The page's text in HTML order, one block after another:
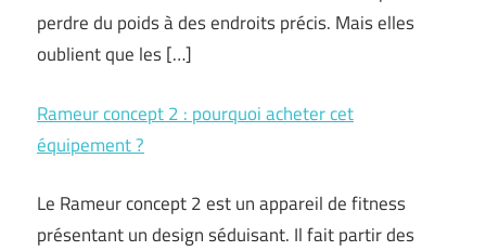
perdre du poids à des endroits précis. Mais elles
oublient que les […]
Rameur concept 2 : pourquoi acheter cet
équipement ?
Le Rameur concept 2 est un appareil de fitness
présentant un design séduisant. Il fait partir des